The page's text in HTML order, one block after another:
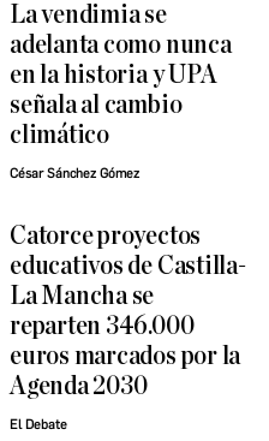
La vendimia se
adelanta como nunca
en la historia y UPA
señala al cambio
climático
César Sánchez Gómez
Catorce proyectos
educativos de Castilla-
La Mancha se
reparten 346.000
euros marcados por la
Agenda 2030
El Debate